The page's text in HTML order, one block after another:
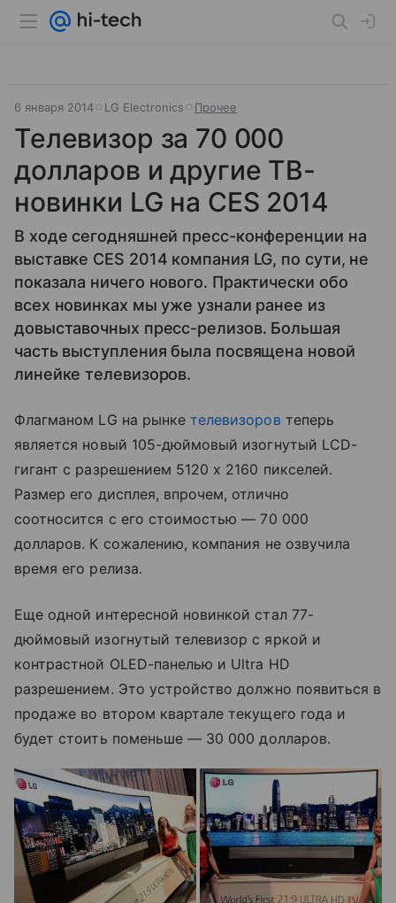
6 января 2014 LG Electronics Прочее
Телевизор за 70 000
долларов и другие ТВ-
новинки LG на CES 2014
В ходе сегодняшней пресс-конференции на
выставке CES 2014 компания LG, по сути, не
показала ничего нового. Практически обо
всех новинках мы уже узнали ранее из
довыставочных пресс-релизов. Большая
часть выступления была посвящена новой
линейке телевизоров.
Флагманом LG на рынкетелевизоров теперь
является новый 105-дюймовый изогнутый LCD-
гигант с разрешением 5120 х 2160 пикселей.
Размер его дисплея, впрочем, отлично
соотносится с его стоимостью — 70 000
долларов. К сожалению, компания не озвучила
время его релиза.
Еще одной интересной новинкой стал 77-
дюймовый изогнутый телевизор с яркой и
контрастной OLED-панелью и Ultra HD
разрешением. Это устройство должно появиться в
продаже во втором квартале текущего года и
будет стоить поменьше — 30 000 долларов.